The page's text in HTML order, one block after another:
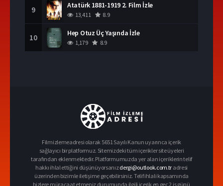
9 Atatürk 1881-1919 2. Film İzle
13,411 8.9
10 Hep Otuz Üç Yaşında İzle
1,179 8.9
Filmizlemeadresi olarak 5651 Sayılı Kanun uyarınca içerik
sağlayıcı bir platformuz. Sitemizdeki tüm içerikler site üyeleri
tarafından eklenmektedir. Platformumuzda yer alan içeriklerin telif
hakkı ihlal ettiğini düşünüyorsanızdergi@outlook.com.tr adresi
üzerinden bizimle iletişime geçebilirsiniz. Telif ihlali kapsamında
bizlere müracaat etmeniz durumunda ilgili içerik en geç 2 iş günü